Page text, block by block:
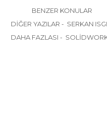
BENZER KONULAR
DIĞER YAZILAR - SERKAN
DAHA FAZLASI -